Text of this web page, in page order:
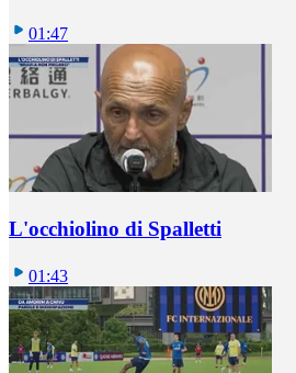
01:47
L'occhiolino di Spalletti
01:43